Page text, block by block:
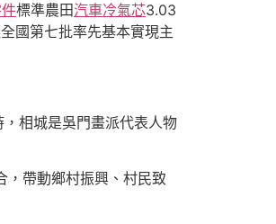
標準農田汽車冷氣芯3.03
國第七批率先基本實現主
相城是吳門畫派代表人物
，帶動鄉村振興、村民致